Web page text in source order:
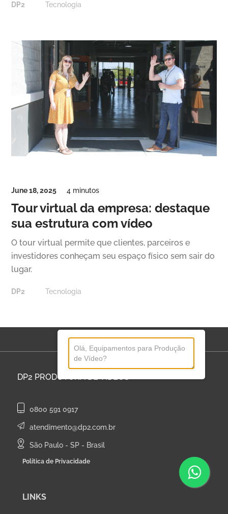
DP2 Tecnologia
June 18, 2025 4 minutos
Tour virtual da empresa: destaque
sua estrutura com vídeo
O tour virtual permite que clientes, parceiros e
investidores conheçam seu espaço físico sem sair do
lugar.
DP2 Tecnologia
DP2 PRODUTORA DE VÍDEOS
0800 591 0917
atendimento@dp2.com.br
São Paulo - SP - Brasil
Política de Privacidade
LINKS